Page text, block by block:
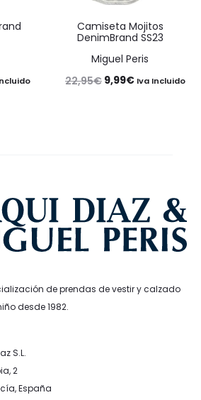
Camiseta Mojitos
DenimBrand SS23
Miguel Peris
22,95€ El
9,99€ElIva Incluido
de prendas de vestir y calzado
desde 1982.
S.L.
2
España